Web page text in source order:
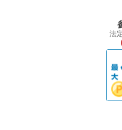
法